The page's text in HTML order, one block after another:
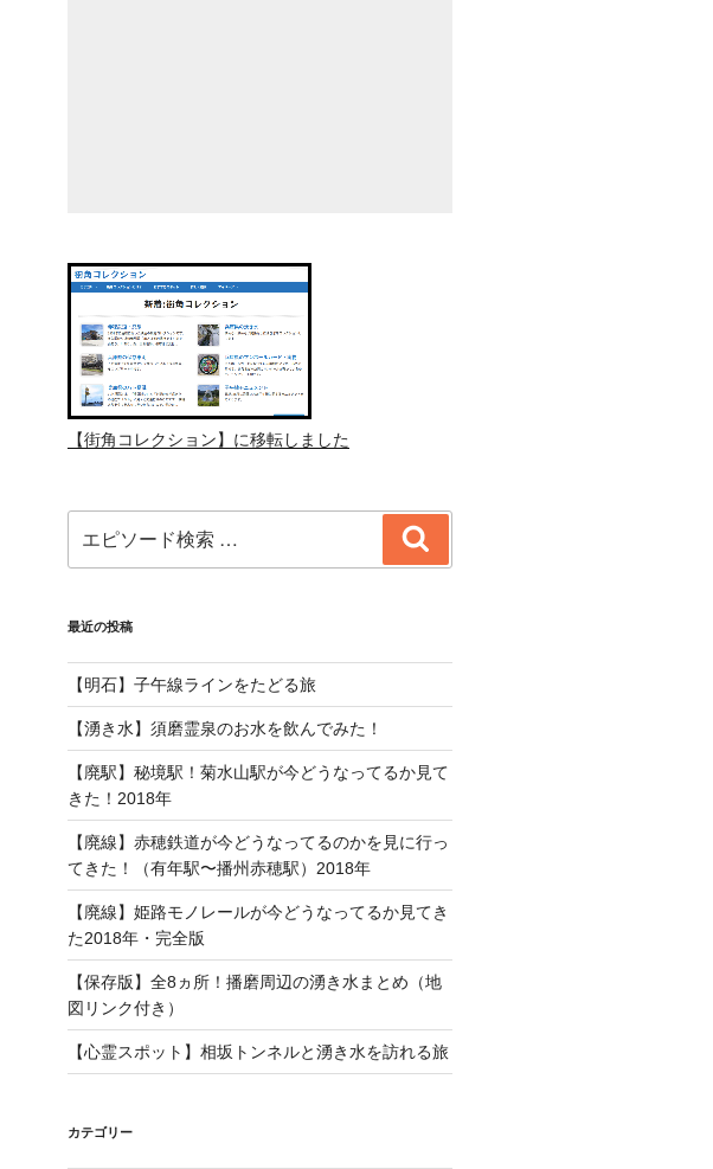
【街角コレクション】に移転しました
索:
索
最近の投稿
【明石】子午線ラインをたどる旅
【湧き水】須磨霊泉のお水を飲んでみた！
【廃駅】秘境駅！菊水山駅が今どうなってるか見て
きた！2018年
【廃線】赤穂鉄道が今どうなってるのかを見に行っ
てきた！（有年駅〜播州赤穂駅）2018年
【廃線】姫路モノレールが今どうなってるか見てき
た2018年・完全版
【保存版】全8ヵ所！播磨周辺の湧き水まとめ（地
図リンク付き）
【心霊スポット】相坂トンネルと湧き水を訪れる旅
カテゴリー